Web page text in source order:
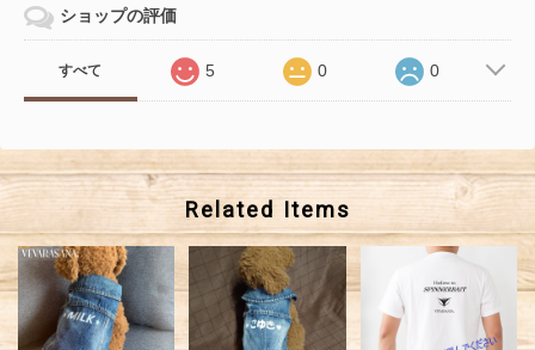
ショップの評価
すべて 5 0 0
Related Items